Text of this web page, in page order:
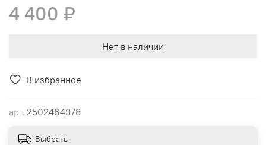
В избранное
арт. 2502464378
4 400 ₽
Нет в наличии
Выбрать